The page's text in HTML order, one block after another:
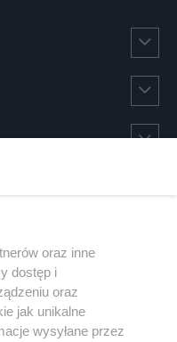
oraz inne
dostęp i
oraz
jak unikalne
wysyłane przez